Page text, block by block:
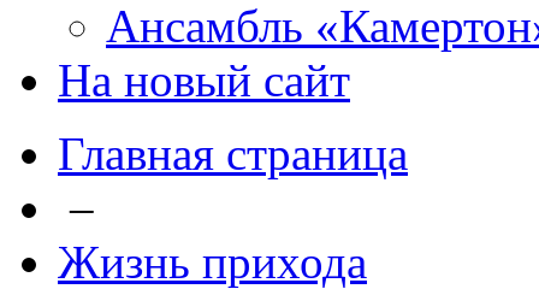
Ансамбль
На новый сайт
Главная страница
–
Жизнь прихода